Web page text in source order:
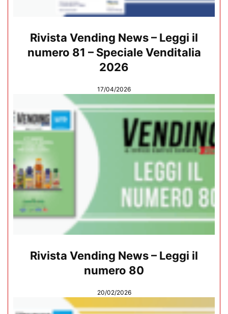
Rivista Vending News – Leggi il
numero 81 – Speciale Venditalia
2026
17/04/2026
Rivista Vending News – Leggi il
numero 80
20/02/2026